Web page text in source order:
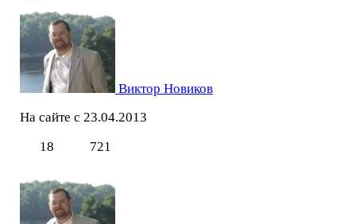
Виктор Новиков
На сайте с 23.04.2013
18
721